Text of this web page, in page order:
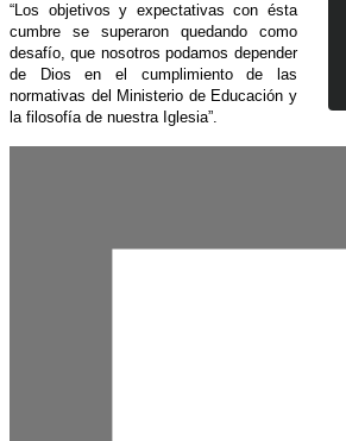
“Los objetivos y expectativas con ésta
cumbre se superaron quedando como
desafío, que nosotros podamos depender
de Dios en el cumplimiento de las
normativas del Ministerio de Educación y
la filosofía de nuestra Iglesia”.